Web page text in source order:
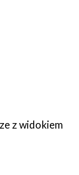
z widokiem